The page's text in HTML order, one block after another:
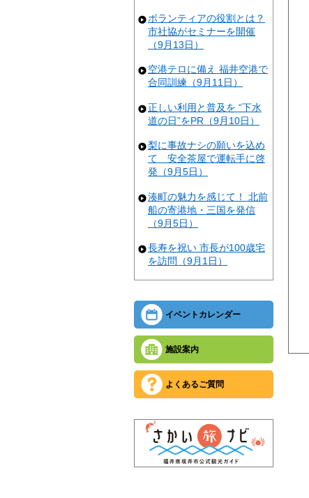
ボランティアの役割とは？
市社協がセミナーを開催
（9月13日）
空港テロに備え 福井空港で
合同訓練（9月11日）
正しい利用と普及を “下水
道の日”をPR（9月10日）
梨に事故ナシの願いを込め
て 安全茶屋で運転手に啓
発（9月5日）
湊町の魅力を感じて！ 北前
船の寄港地・三国を発信
（9月5日）
長寿を祝い 市長が100歳宅
を訪問（9月1日）
イベントカレンダー
施設案内
よくあるご質問